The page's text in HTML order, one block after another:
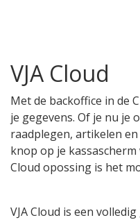
VJA Cloud
Met de backoffice in de
je gegevens. Of je nu je
raadplegen, artikelen
knop op je kassascherm
Cloud opossing is het
VJA Cloud is een